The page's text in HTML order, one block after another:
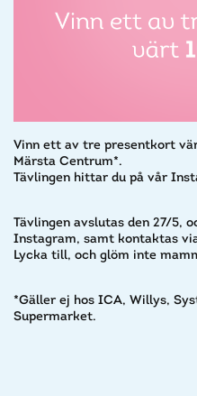
Vinn ett av tre presentkort
Märsta Centrum*.
Tävlingen hittar du på vår
Tävlingen avslutas den 27/5,
Instagram, samt kontaktas
Lycka till, och glöm inte
*Gäller ej hos ICA, Willys,
Supermarket.